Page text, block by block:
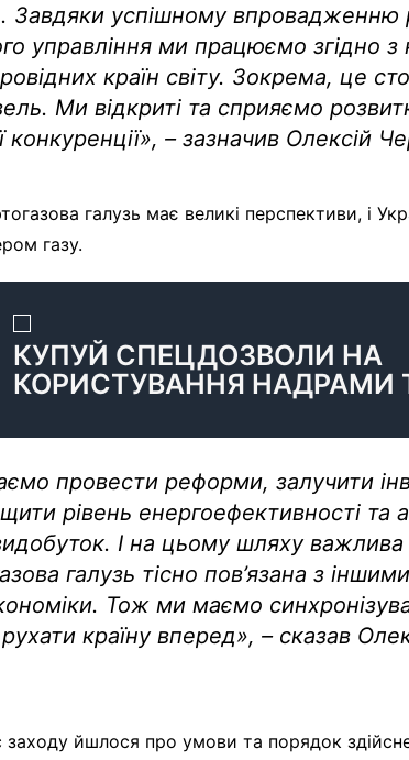
Завдяки успішному
управління ми працюємо згідно
країн світу. Зокрема, це
Ми відкриті та сприяємо
конкуренції», – зазначив Олексій
галузь має великі перспективи, і
газу.
КУПУЙ СПЕЦДОЗВОЛИ НА
КОРИСТУВАННЯ НАДРАМИ
провести реформи, залучити
рівень енергоефективності та
І на цьому шляху важлива
галузь тісно пов’язана з
Тож ми маємо
країну вперед», – сказав
заходу йшлося про умови та порядок